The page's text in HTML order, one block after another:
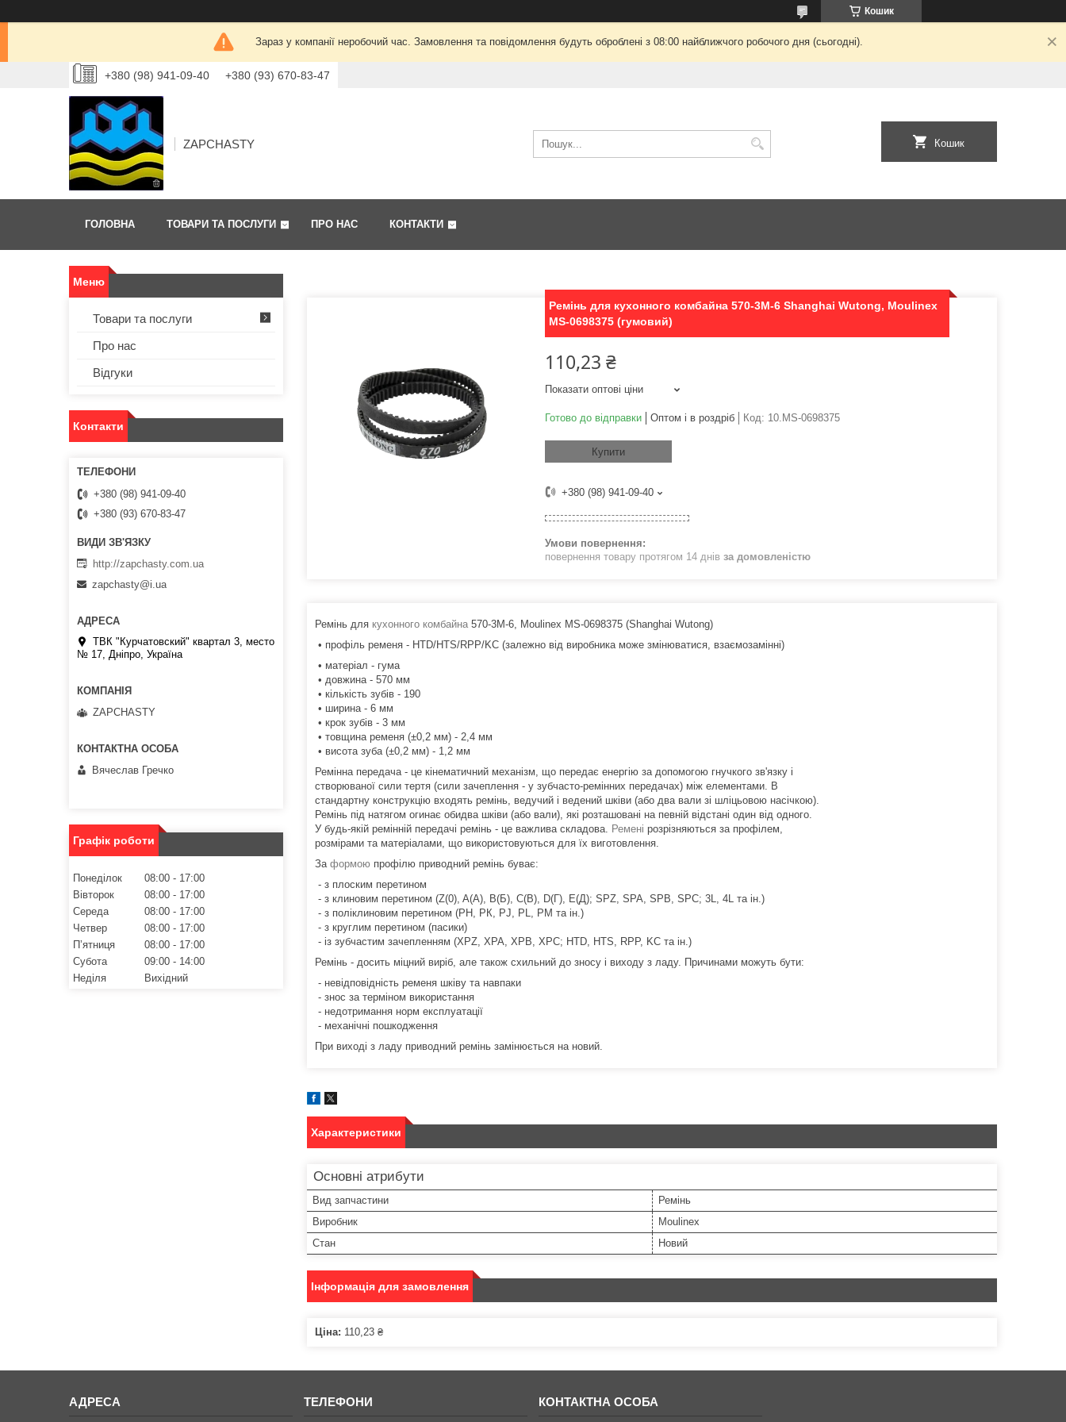
Кошик
Зараз у компанії неробочий час. Замовлення та повідомлення будуть оброблені з 08:00 найближчого робочого дня (сьогодні).
+380 (98) 941-09-40 +380 (93) 670-83-47
ZAPCHASTY Кошик
ГОЛОВНА ТОВАРИ ТА ПОСЛУГИ ПРО НАС КОНТАКТИ
Ремінь для кухонного комбайна 570-3M-6 Shanghai Wutong, Moulinex
MS-0698375 (гумовий)
110,23 ₴
Показати оптові ціни
Готово до відправки Оптом і в роздріб Код: 10.MS-0698375
Купити
+380 (98) 941-09-40
повернення товару протягом 14 днів за домовленістю
Ремінь для кухонного комбайна 570-3M-6, Moulinex MS-0698375 (Shanghai Wutong)
• профіль ременя - HTD/HTS/RPP/KC (залежно від виробника може змінюватися, взаємозамінні)
• матеріал - гума
• довжина - 570 мм
• кількість зубів - 190
• ширина - 6 мм
• крок зубів - 3 мм
• товщина ременя (±0,2 мм) - 2,4 мм
• висота зуба (±0,2 мм) - 1,2 мм
Ремінна передача - це кінематичний механізм, що передає енергію за допомогою гнучкого зв'язку і
створюваної сили тертя (сили зачеплення - у зубчасто-ремінних передачах) між елементами. В
стандартну конструкцію входять ремінь, ведучий і ведений шківи (або два вали зі шліцьовою насічкою).
Ремінь під натягом огинає обидва шківи (або вали), які розташовані на певній відстані один від одного.
У будь-якій ремінній передачі ремінь - це важлива складова.
Ремені розрізняються за профілем,
розмірами та матеріалами, що використовуються для їх виготовлення.
За формою профілю приводний ремінь буває:
- з плоским перетином
- з клиновим перетином (Z(0), A(А), B(Б), C(В), D(Г), E(Д); SPZ, SPA, SPB, SPC; 3L, 4L та ін.)
- з поліклиновим перетином (РН, РК, РJ, PL, РМ та ін.)
- з круглим перетином (пасики)
- із зубчастим зачепленням (XPZ, XPA, XPB, XPC; HTD, HTS, RPP, KC та ін.)
Ремінь - досить міцний виріб, але також схильний до зносу і виходу з ладу. Причинами можуть бути:
- невідповідність ременя шківу та навпаки
- знос за терміном використання
- недотримання норм експлуатації
- механічні пошкодження
При виході з ладу приводний ремінь замінюється на новий.
Характеристики
Основні атрибути
Вид запчастини
Ремінь
Виробник
Moulinex
Стан
Новий
Інформація для замовлення
Ціна: 110,23 ₴
Товари та послуги
Про нас
Відгуки
Контакти
+380 (98) 941-09-40
+380 (93) 670-83-47
http://zapchasty.com.ua
zapchasty@i.ua
ТВК "Курчатовский" квартал 3, место
№ 17, Дніпро, Україна
ZAPCHASTY
Вячеслав Гречко
Графік роботи
Понеділок 08:00
17:00
Вівторок
08:00
17:00
Середа
08:00
17:00
Четвер
08:00
17:00
Пʼятниця
08:00
17:00
Субота
09:00
14:00
Неділя
Вихідний